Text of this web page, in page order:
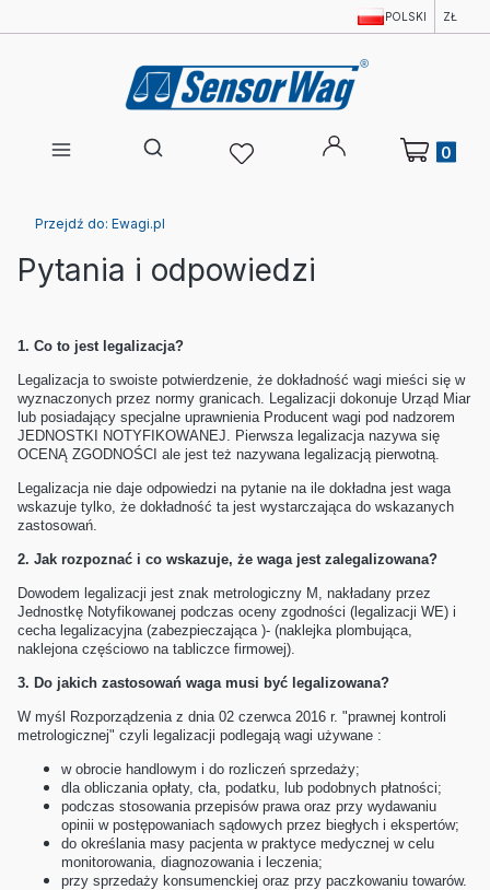
POLSKI ZŁ
Otwórz wyszukiwarkę
Produkty w
Przejdź do: Ewagi.pl
Pytania i odpowiedzi
1. Co to jest legalizacja?
Legalizacja to swoiste potwierdzenie, że dokładność wagi mieści się w
wyznaczonych przez normy granicach. Legalizacji dokonuje Urząd Miar
lub posiadający specjalne uprawnienia Producent wagi pod nadzorem
JEDNOSTKI NOTYFIKOWANEJ. Pierwsza legalizacja nazywa się
OCENĄ ZGODNOŚCI ale jest też nazywana legalizacją pierwotną.
Legalizacja nie daje odpowiedzi na pytanie na ile dokładna jest waga
wskazuje tylko, że dokładność ta jest wystarczająca do wskazanych
zastosowań.
2. Jak rozpoznać i co wskazuje, że waga jest zalegalizowana?
Dowodem legalizacji jest znak metrologiczny M, nakładany przez
Jednostkę Notyfikowanej podczas oceny zgodności (legalizacji WE) i
cecha legalizacyjna (zabezpieczająca )- (naklejka plombująca,
naklejona częściowo na tabliczce firmowej).
3. Do jakich zastosowań waga musi być legalizowana?
W myśl Rozporządzenia z dnia 02 czerwca 2016 r. "prawnej kontroli
metrologicznej" czyli legalizacji podlegają wagi używane :
w obrocie handlowym i do rozliczeń sprzedaży;
dla obliczania opłaty, cła, podatku, lub podobnych płatności;
podczas stosowania przepisów prawa oraz przy wydawaniu
opinii w postępowaniach sądowych przez biegłych i ekspertów;
do określania masy pacjenta w praktyce medycznej w celu
monitorowania, diagnozowania i leczenia;
przy sprzedaży konsumenckiej oraz przy paczkowaniu towarów.